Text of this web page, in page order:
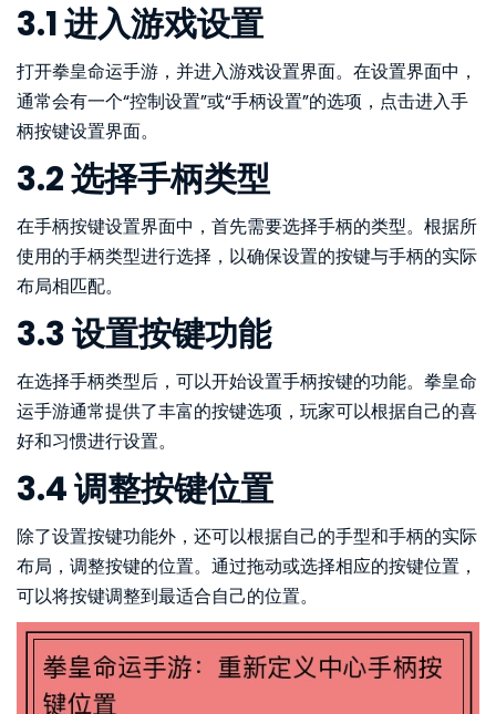
3.1 进入游戏设置
打开拳皇命运手游，并进入游戏设置界面。在设置界面中，
通常会有一个“控制设置”或“手柄设置”的选项，点击进入手
柄按键设置界面。
3.2 选择手柄类型
在手柄按键设置界面中，首先需要选择手柄的类型。根据所
使用的手柄类型进行选择，以确保设置的按键与手柄的实际
布局相匹配。
3.3 设置按键功能
在选择手柄类型后，可以开始设置手柄按键的功能。拳皇命
运手游通常提供了丰富的按键选项，玩家可以根据自己的喜
好和习惯进行设置。
3.4 调整按键位置
除了设置按键功能外，还可以根据自己的手型和手柄的实际
布局，调整按键的位置。通过拖动或选择相应的按键位置，
可以将按键调整到最适合自己的位置。